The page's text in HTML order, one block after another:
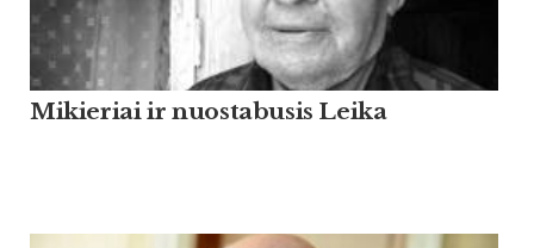
Mikieriai ir nuostabusis Leika